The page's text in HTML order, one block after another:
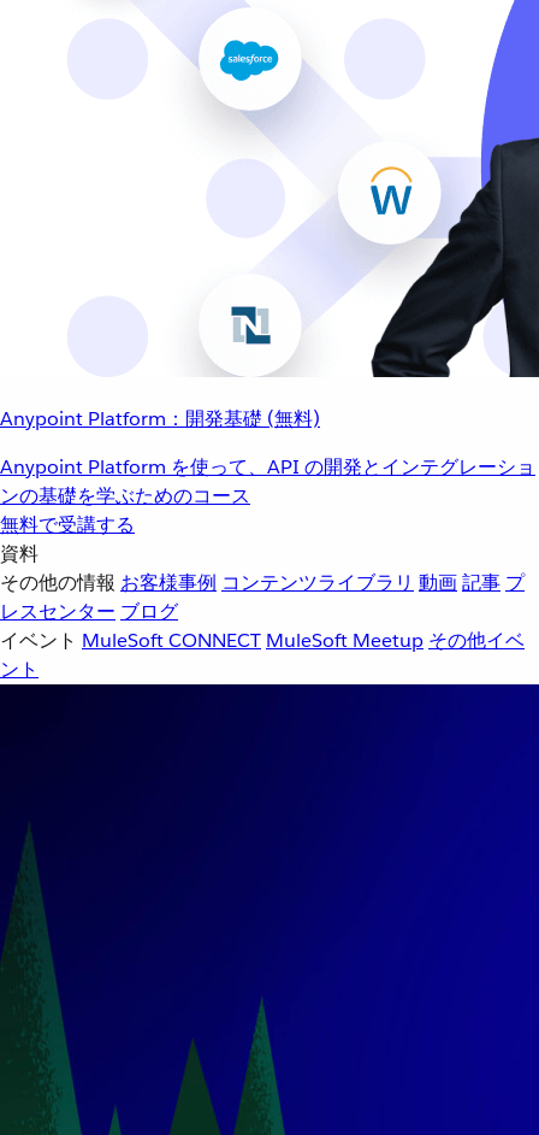
Anypoint Platform：開発基礎 (無料)
Anypoint Platform を使って、API の開発とインテグレーショ
ンの基礎を学ぶためのコース
無料で受講する
資料
その他の情報 お客様事例 コンテンツライブラリ 動画記事 プ
レスセンター ブログ
イベント MuleSoft CONNECT MuleSoft Meetup その他イベ
ント